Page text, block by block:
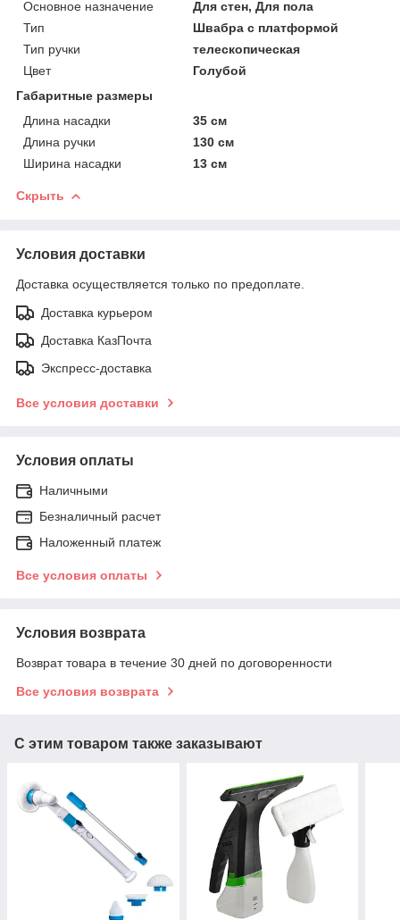
Основное назначение
Для стен, Для пола
Тип
Швабра с платформой
Тип ручки
телескопическая
Цвет
Голубой
Габаритные размеры
Длина насадки
35 см
Длина ручки
130 см
Ширина насадки
13 см
Скрыть
Условия доставки
Доставка осуществляется только по предоплате.
Доставка курьером
Доставка КазПочта
Экспресс-доставка
Все условия доставки
Условия оплаты
Наличными
Безналичный расчет
Наложенный платеж
Все условия оплаты
Условия возврата
Возврат товара в течение 30 дней по договоренности
Все условия возврата
С этим товаром также заказывают